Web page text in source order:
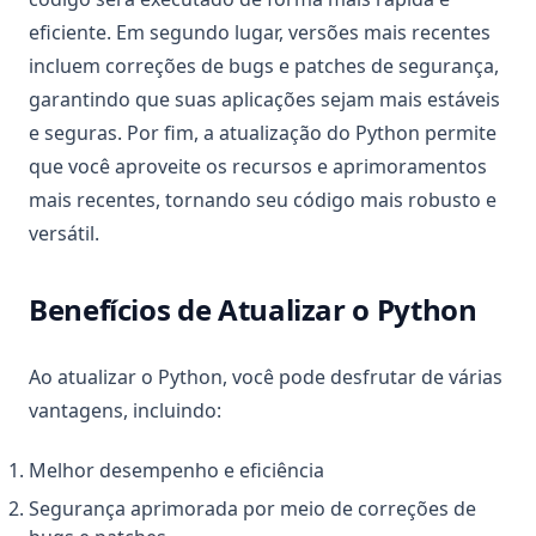
Python
Pandas Dataframe: Basic Operations for Beginners
Pandas Plot Histogram: Create and Customize Histograms
in Python
Pandas Plotar Histograma: Criar e Personalizar
Histogramas em Python
Pandas Reorder Columns: Efficient DataFrame
Manipulation Techniques
Maintainable Code
Pandas Unstack: Clearly Explained
Pandas Visulziation: A Step-by-Step Tutorial
Pandas Where: Harnessing the Power of Pandas to Manage
eficiente. Em segundo lugar, versões mais recentes
incluem correções de bugs e patches de segurança,
garantindo que suas aplicações sejam mais estáveis
e seguras. Por fim, a atualização do Python permite
que você aproveite os recursos e aprimoramentos
mais recentes, tornando seu código mais robusto e
versátil.
Benefícios de Atualizar o Python
Ao atualizar o Python, você pode desfrutar de várias
vantagens, incluindo:
Melhor desempenho e eficiência
Segurança aprimorada por meio de correções de